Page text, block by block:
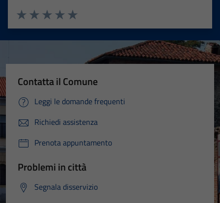
Valuta 5 stelle su 5
Valuta 4 stelle su 5
Valuta 3 stelle su 5
Valuta 2 stelle su 5
Valuta 1 stelle su 5
Contatta il Comune
Leggi le domande frequenti
Richiedi assistenza
Prenota appuntamento
Problemi in città
Segnala disservizio